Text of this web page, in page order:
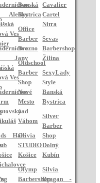
Ves
Jany
Ves
Hair
Banská
Bystrica
Office
Barber
Brezno
Oldschool
Barber
Shop
Nové
Mesto
nad
Váhom
Olivia
STUDIO
Košice
Olymp
Barbershop
Cavalier
Cartel
Nitra
Sevas
Barbershop
Žilina
SexyLady
Style
Banská
Bystrica
Silver
Barber
Shop
Dolný
Kubín
Silvia
Dragan -